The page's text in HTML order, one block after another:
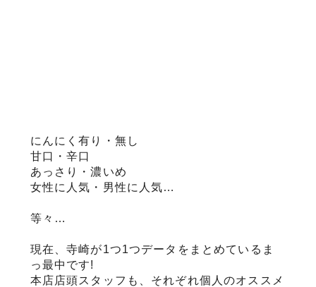
にんにく有り・無し
甘口・辛口
あっさり・濃いめ
女性に人気・男性に人気…
等々…
現在、寺崎が1つ1つデータをまとめているま
っ最中です!
本店店頭スタッフも、それぞれ個人のオススメ